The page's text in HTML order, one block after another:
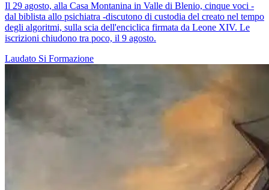
Il 29 agosto, alla Casa Montanina in Valle di Blenio, cinque voci -
dal biblista allo psichiatra -discutono di custodia del creato nel tempo
degli algoritmi, sulla scia dell'enciclica firmata da Leone XIV. Le
iscrizioni chiudono tra poco, il 9 agosto.
Laudato Si Formazione